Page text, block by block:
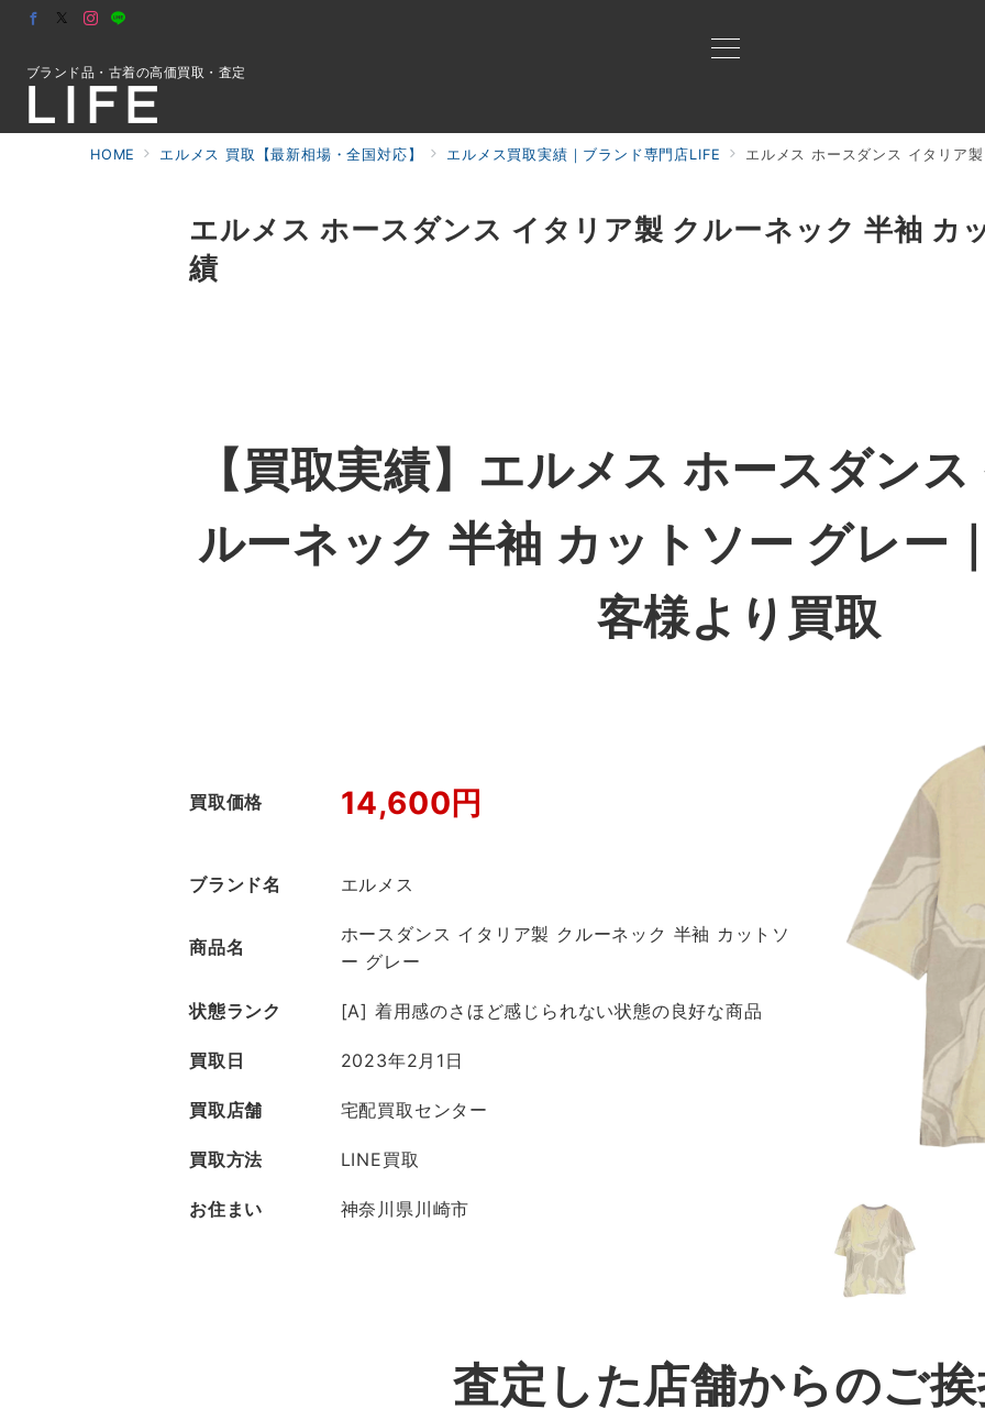
ブランド品・古着の高価買取・査定
HOME エルメス 買取【最新相場・全国対応】 エルメス買取実績｜ブランド専門店LIFE エルメス ホースダンス イタリア
エルメス ホースダンス イタリア製 クルーネック 半袖 カ
績
【買取実績】エルメス ホースダン
ルーネック 半袖 カットソー グレー
客様より買取
買取価格 14,600円
ブランド名 エルメス
商品名
ホースダンス イタリア製 クルーネック 半袖 カットソ
ー グレー
状態ランク [A] 着用感のさほど感じられない状態の良好な商品
買取日 2023年2月1日
買取店舗 宅配買取センター
買取方法 LINE買取
お住まい 神奈川県川崎市
査定した店舗からのご